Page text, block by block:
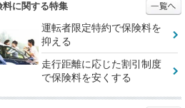
料に関する特集
運転者限定特約で保険料を
抑える
走行距離に応じた割引制度
で保険料を安くする